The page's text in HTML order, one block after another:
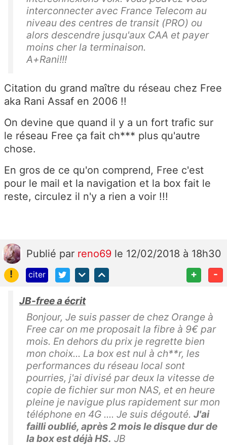
interconnecter avec France Telecom au
niveau des centres de transit (PRO) ou
alors descendre jusqu'aux CAA et payer
moins cher la terminaison.
A+Rani!!!
Citation du grand maître du réseau chez Free
aka Rani Assaf en 2006 !!
On devine que quand il y a un fort trafic sur
le réseau Free ça fait ch*** plus qu'autre
chose.
En gros de ce qu'on comprend, Free c'est
pour le mail et la navigation et la box fait le
reste, circulez il n'y a rien a voir !!!
Publié par reno69 le 12/02/2018 à 18h30
!
citer + -
JB-free a écrit
Bonjour, Je suis passer de chez Orange à
Free car on me proposait la fibre à 9€ par
mois. En dehors du prix je regrette bien
mon choix... La box est nul à ch**r, les
performances du réseau local sont
pourries, j'ai divisé par deux la vitesse de
copie de fichier sur mon NAS, et en heure
pleine je navigue plus rapidement sur mon
téléphone en 4G .... Je suis dégouté. J'ai
failli oublié, après 2 mois le disque dur de
la box est déjà HS. JB